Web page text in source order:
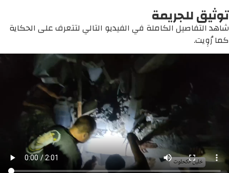
توثيق للجريمة
شاهد التفاصيل الكاملة في الفيديو التالي لتتعرف على الحكاية
كما رُوِيت.